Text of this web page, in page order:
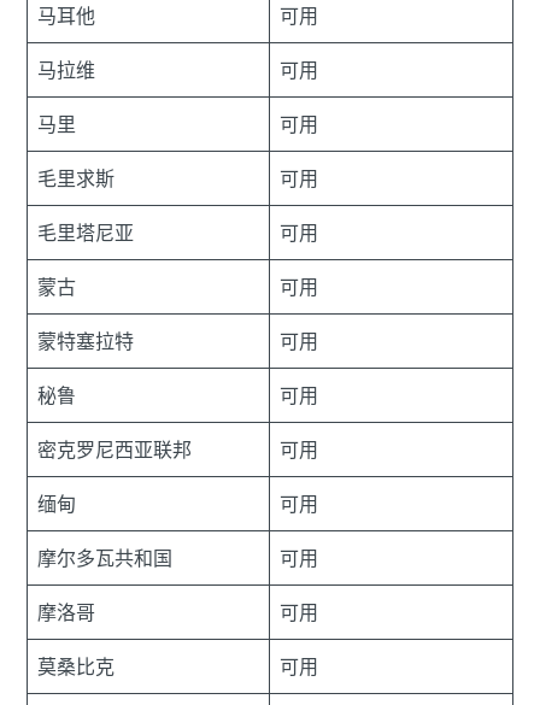
马耳他
可用
马拉维
可用
马里
可用
毛里求斯
可用
毛里塔尼亚
可用
蒙古
可用
蒙特塞拉特
可用
秘鲁
可用
密克罗尼西亚联邦
可用
缅甸
可用
摩尔多瓦共和国
可用
摩洛哥
可用
莫桑比克
可用